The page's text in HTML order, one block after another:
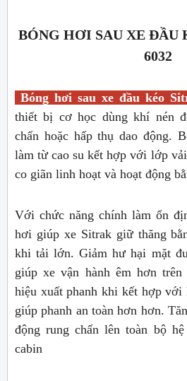
BÓNG HƠI SAU XE ĐẦU
6032
Bóng hơi sau xe đầu kéo
thiết bị cơ học dùng khí nén
chấn hoặc hấp thụ dao động.
làm từ cao su kết hợp với lớp
co giãn linh hoạt và hoạt động
Với chức năng chính làm ổn
hơi giúp xe Sitrak giữ thăng
khi tải lớn. Giảm hư hại mặt
giúp xe vận hành êm hơn
hiệu xuất phanh khi kết hợp với
giúp phanh an toàn hơn hơn.
động rung chấn lên toàn bộ
cabin